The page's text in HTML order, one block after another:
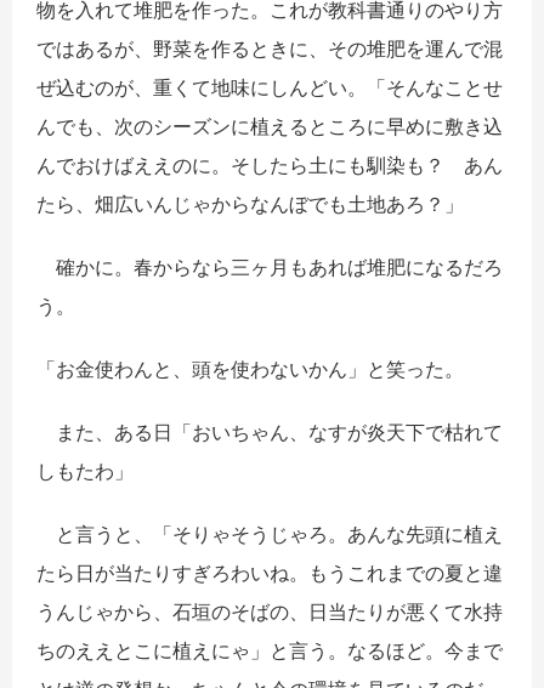
物を入れて堆肥を作った。これが教科書通りのやり方
ではあるが、野菜を作るときに、その堆肥を運んで混
ぜ込むのが、重くて地味にしんどい。「そんなことせ
んでも、次のシーズンに植えるところに早めに敷き込
んでおけばええのに。そしたら土にも馴染も？ あん
たら、畑広いんじゃからなんぼでも土地あろ？」
確かに。春からなら三ヶ月もあれば堆肥になるだろ
う。
「お金使わんと、頭を使わないかん」と笑った。
また、ある日「おいちゃん、なすが炎天下で枯れて
しもたわ」
と言うと、「そりゃそうじゃろ。あんな先頭に植え
たら日が当たりすぎろわいね。もうこれまでの夏と違
うんじゃから、石垣のそばの、日当たりが悪くて水持
ちのええとこに植えにゃ」と言う。なるほど。今まで